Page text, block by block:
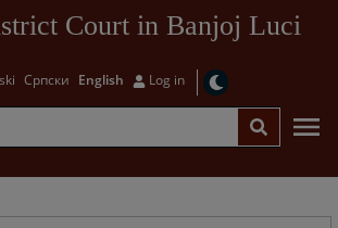
Court in Banjoj Luci
Српски English Log in